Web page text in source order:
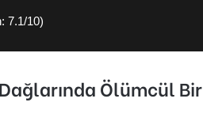
7.1/10)
Ölümcül Bir